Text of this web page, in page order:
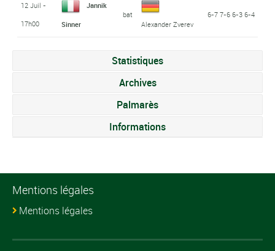
12 Juil -
17h00
Jannik
Sinner
bat
Alexander Zverev
6-7 7-6 6-3 6-4
Statistiques
Archives
Palmarès
Informations
Mentions légales
Mentions légales